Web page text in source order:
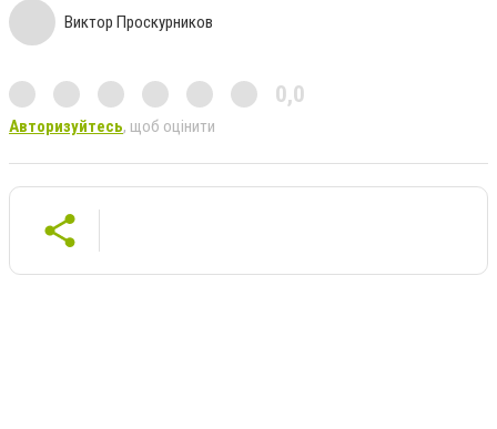
Виктор Проскурников
0,0
Авторизуйтесь, щоб оцінити